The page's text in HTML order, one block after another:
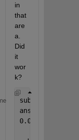
in
that
are
a.
Did
it
wor
k?
subs(Eq,x,r1)
ans =